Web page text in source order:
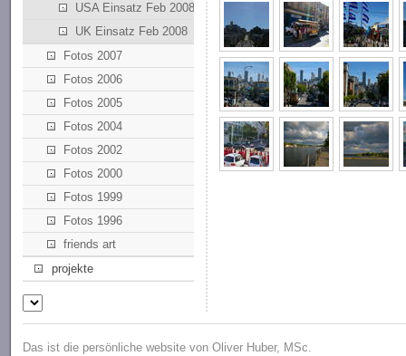
USA Einsatz Feb 2008
UK Einsatz Feb 2008
Fotos 2007
Fotos 2006
Fotos 2005
Fotos 2004
Fotos 2002
Fotos 2000
Fotos 1999
Fotos 1996
friends art
projekte
Das ist die persönliche website von Oliver Huber, MSc.